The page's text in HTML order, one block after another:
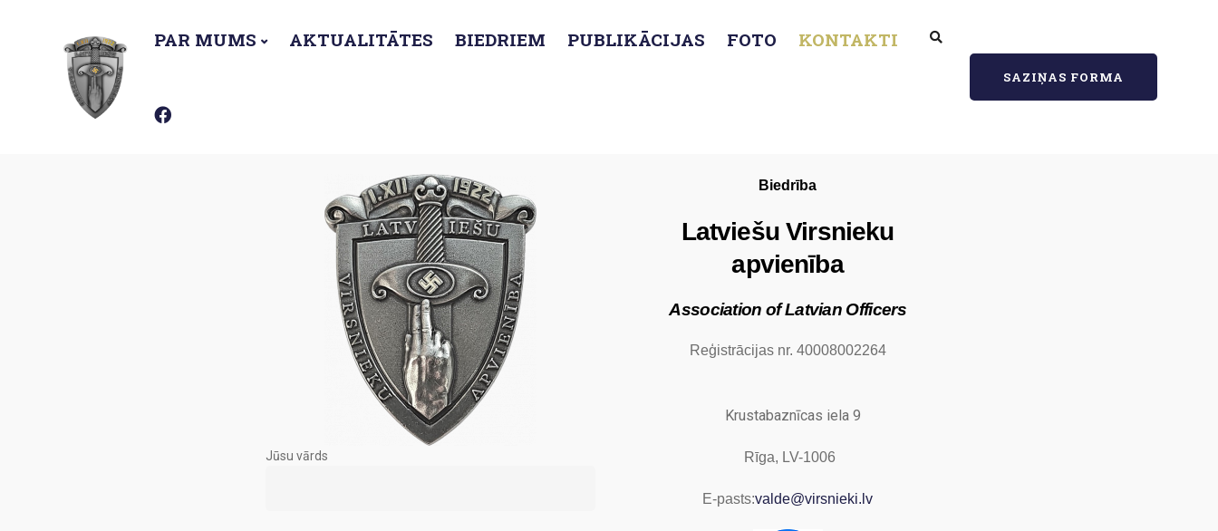
PAR MUMS AKTUALITĀTES BIEDRIEM PUBLIKĀCIJAS FOTO KONTAKTI
SAZIŅAS FORMA
Jūsu vārds
Biedrība
Latviešu Virsnieku
apvienība
Association of Latvian Officers
Reģistrācijas nr. 40008002264
Krustabaznīcas iela 9
Rīga, LV-1006
E-pasts:valde@virsnieki.lv